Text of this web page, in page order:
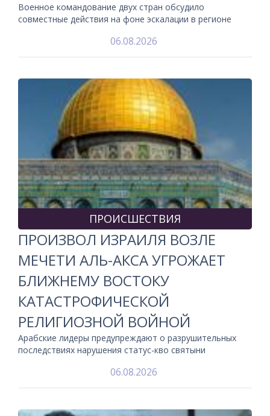
Военное командование двух стран обсудило
совместные действия на фоне эскалации в регионе
06.08.2026
ПРОИСШЕСТВИЯ
ПРОИЗВОЛ ИЗРАИЛЯ ВОЗЛЕ
МЕЧЕТИ АЛЬ-АКСА УГРОЖАЕТ
БЛИЖНЕМУ ВОСТОКУ
КАТАСТРОФИЧЕСКОЙ
РЕЛИГИОЗНОЙ ВОЙНОЙ
Арабские лидеры предупреждают о разрушительных
последствиях нарушения статус-кво святыни
06.08.2026